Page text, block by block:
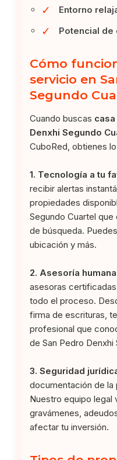
✓ Entorno
✓ Potencial
Cómo
servicio en
Segundo
Cuando buscas
Denxhi Segundo
CuboRed, obtienes
1. Tecnología a tu
recibir alertas
propiedades
Segundo Cuartel
de búsqueda.
ubicación y más.
2. Asesoría
asesoras
todo el proceso.
firma de escrituras,
profesional que
de San Pedro
3. Seguridad
documentación de
Nuestro equipo legal
gravámenes,
afectar tu inversión.